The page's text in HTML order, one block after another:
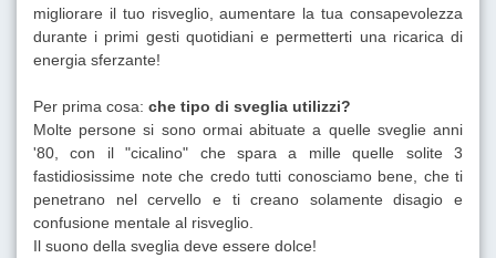
migliorare il tuo risveglio, aumentare la tua consapevolezza
durante i primi gesti quotidiani e permetterti una ricarica di
energia sferzante!
Per prima cosa: che tipo di sveglia utilizzi?
Molte persone si sono ormai abituate a quelle sveglie anni
'80, con il "cicalino" che spara a mille quelle solite 3
fastidiosissime note che credo tutti conosciamo bene, che ti
penetrano nel cervello e ti creano solamente disagio e
confusione mentale al risveglio.
Il suono della sveglia deve essere dolce!